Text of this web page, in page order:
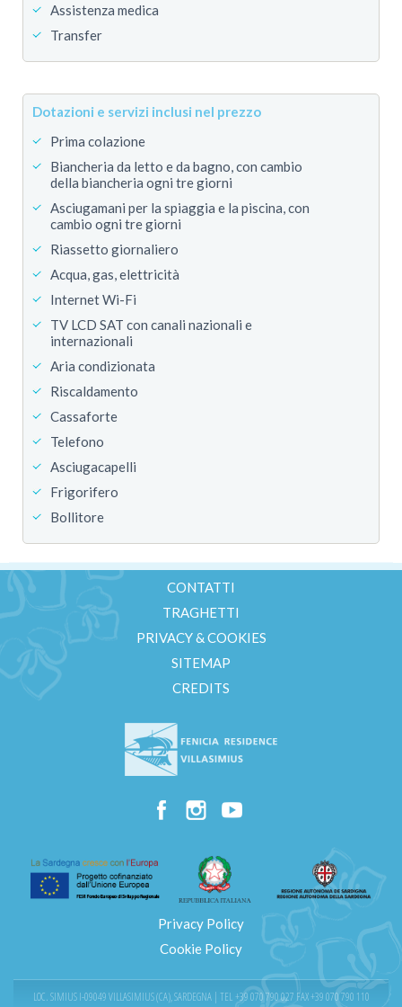
Assistenza medica
Transfer
Dotazioni e servizi inclusi nel prezzo
Prima colazione
Biancheria da letto e da bagno, con cambio
della biancheria ogni tre giorni
Asciugamani per la spiaggia e la piscina, con
cambio ogni tre giorni
Riassetto giornaliero
Acqua, gas, elettricità
Internet Wi-Fi
TV LCD SAT con canali nazionali e
internazionali
Aria condizionata
Riscaldamento
Cassaforte
Telefono
Asciugacapelli
Frigorifero
Bollitore
CONTATTI
TRAGHETTI
PRIVACY & COOKIES
SITEMAP
CREDITS
Privacy Policy
Cookie Policy
LOC. SIMIUS I-09049 VILLASIMIUS (CA), SARDEGNA | TEL+39 070 790 027 FAX +39 070 790 110